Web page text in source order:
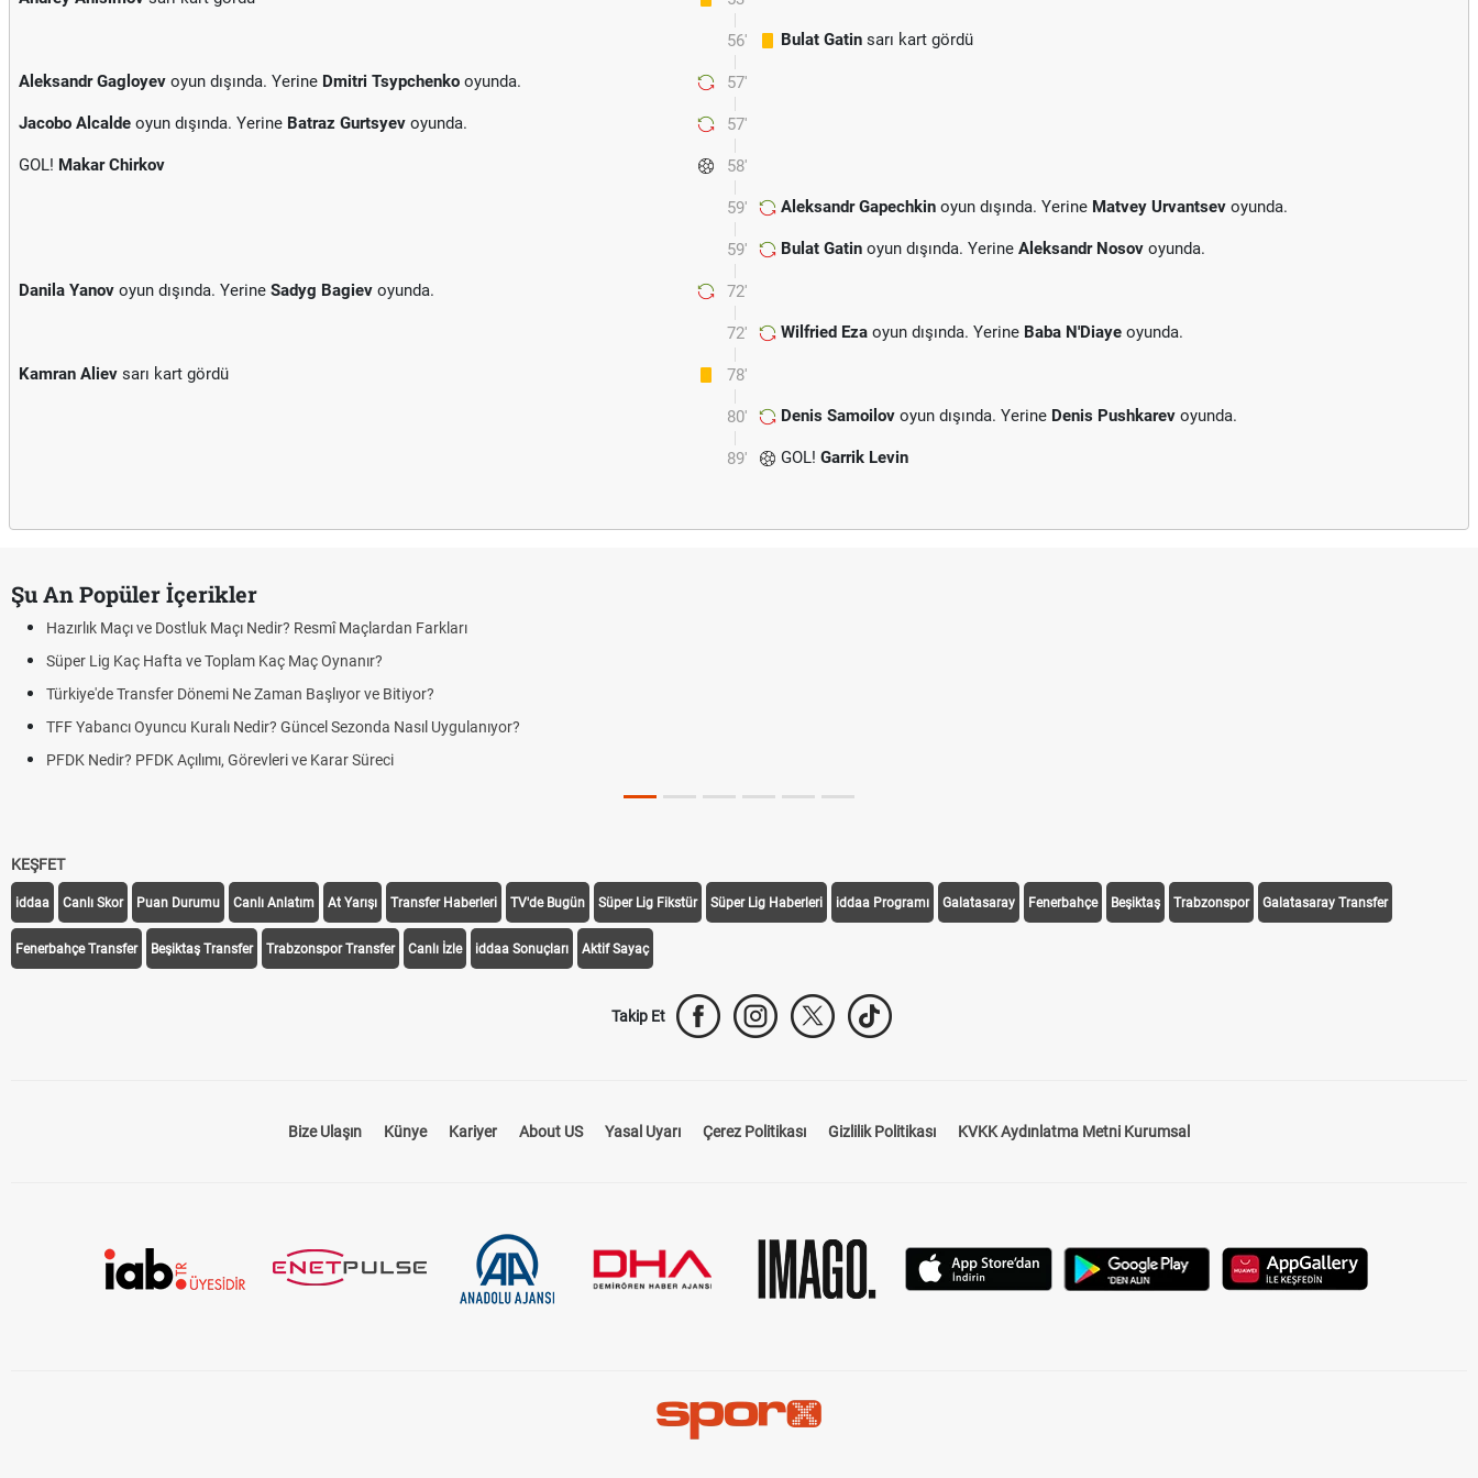
56' Bulat Gatin sarı kart gördü
57'
Aleksandr Gagloyev oyun dışında. Yerine Dmitri Tsypchenko oyunda.
57'
Jacobo Alcalde oyun dışında. Yerine Batraz Gurtsyev oyunda.
58'
GOL! Makar Chirkov
59' Aleksandr Gapechkin oyun dışında. Yerine Matvey Urvantsev oyunda.
59' Bulat Gatin oyun dışında. Yerine Aleksandr Nosov oyunda.
72'
Danila Yanov oyun dışında. Yerine Sadyg Bagiev oyunda.
72' Wilfried Eza oyun dışında. Yerine Baba N'Diaye oyunda.
78'
Kamran Aliev sarı kart gördü
80' Denis Samoilov oyun dışında. Yerine Denis Pushkarev oyunda.
89' GOL! Garrik Levin
Şu An Popüler İçerikler
Hazırlık Maçı ve Dostluk Maçı Nedir? Resmî Maçlardan Farkları
Süper Lig Kaç Hafta ve Toplam Kaç Maç Oynanır?
Türkiye'de Transfer Dönemi Ne Zaman Başlıyor ve Bitiyor?
TFF Yabancı Oyuncu Kuralı Nedir? Güncel Sezonda Nasıl Uygulanıyor?
PFDK Nedir? PFDK Açılımı, Görevleri ve Karar Süreci
KEŞFET
iddaa Canlı Skor Puan Durumu Canlı Anlatım At Yarışı Transfer Haberleri TV'de Bugün Süper Lig Fikstür Süper Lig Haberleri iddaa Programı Galatasaray Fenerbahçe Beşiktaş Trabzonspor Galatasaray Transfer
Fenerbahçe Transfer Beşiktaş Transfer Trabzonspor Transfer Canlı İzle iddaa Sonuçları Aktif Sayaç
Takip Et
Bize Ulaşın Künye Kariyer About US Yasal Uyarı Çerez Politikası Gizlilik Politikası KVKK Aydınlatma Metni Kurumsal